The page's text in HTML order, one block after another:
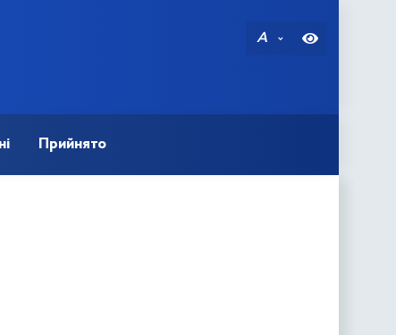
A
Прийнято